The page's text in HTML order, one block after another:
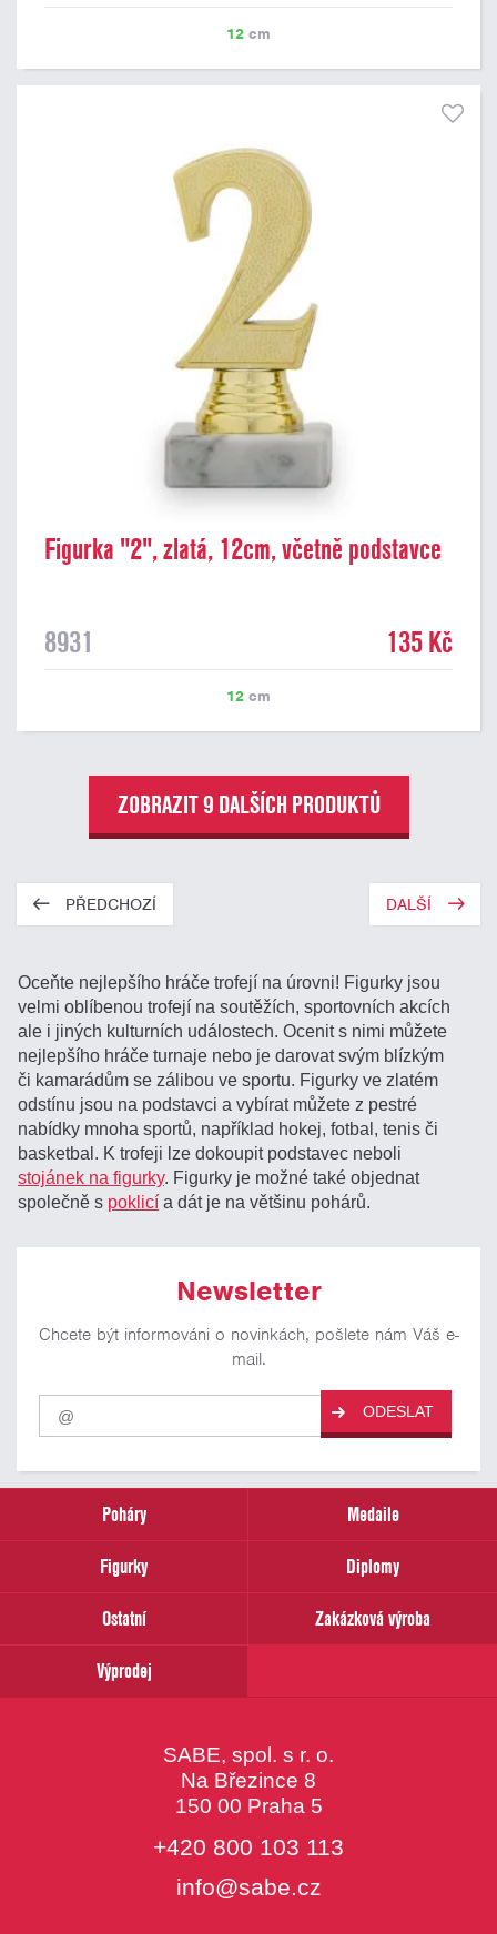
12 cm
Figurka "2", zlatá, 12cm, včetně podstavce
8931 135 Kč
12 cm
ZOBRAZIT 9 DALŠÍCH PRODUKTŮ
PŘEDCHOZÍ DALŠÍ
Oceňte nejlepšího hráče trofejí na úrovni! Figurky jsou
velmi oblíbenou trofejí na soutěžích, sportovních akcích
ale i jiných kulturních událostech. Ocenit s nimi můžete
nejlepšího hráče turnaje nebo je darovat svým blízkým
či kamarádům se zálibou ve sportu. Figurky ve zlatém
odstínu jsou na podstavci a vybírat můžete z pestré
nabídky mnoha sportů, například hokej, fotbal, tenis či
basketbal. K trofeji lze dokoupit podstavec neboli
stojánek na figurky. Figurky je možné také objednat
společně s poklicía dát je na většinu pohárů.
Newsletter
Chcete být informováni o novinkách, pošlete nám Váš e-
mail.
Pro
odběr
našich
email
ODESLAT
Poháry
Medaile
Figurky
Diplomy
Ostatní
Zakázková výroba
Výprodej
SABE, spol. s r. o.
Na Březince 8
150 00 Praha 5
+420 800 103 113
info@sabe.cz